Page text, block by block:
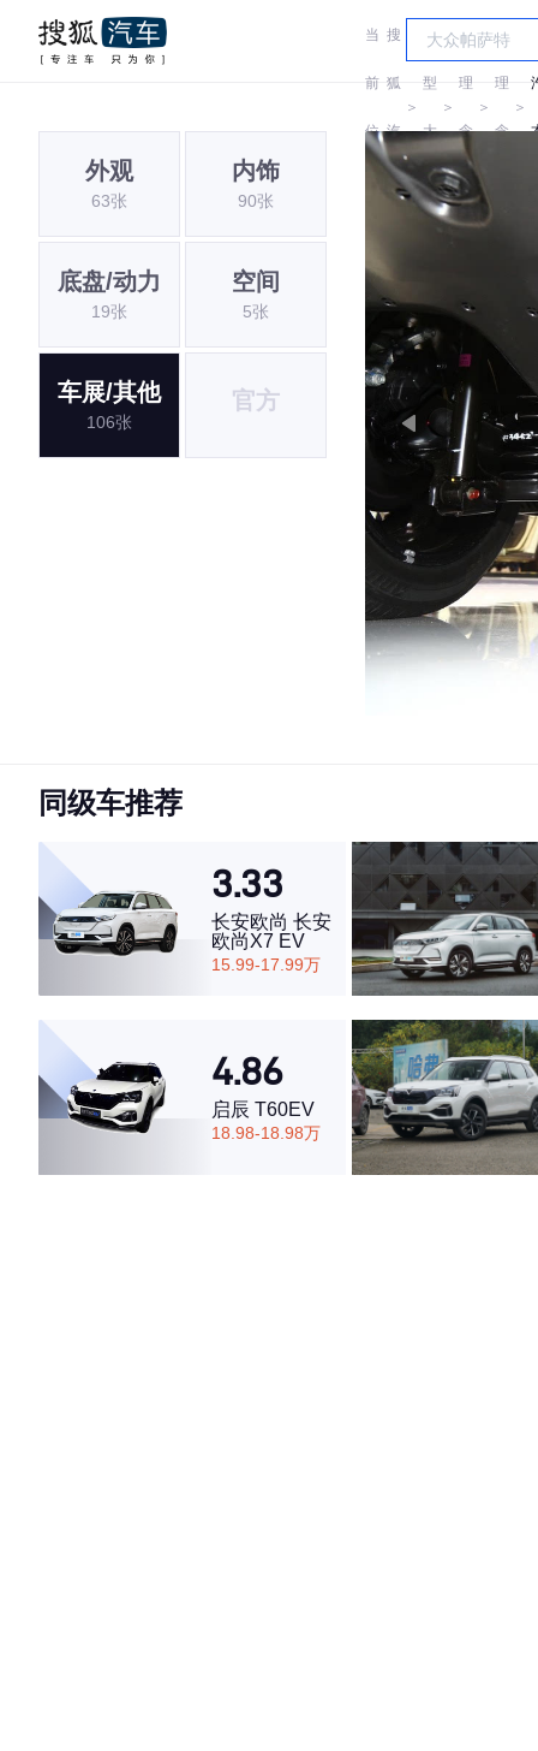
当
前
位
搜
狐
汽
车
＞
车
型
大
全
＞
理
念
＞
理
念
＞
外观
63张
内饰
90张
底盘/动力
19张
空间
5张
车展/其他
106张
官方
同级车推荐
3.33
长安欧尚 长安
欧尚X7 EV
15.99-17.99万
4.86
启辰 T60EV
18.98-18.98万